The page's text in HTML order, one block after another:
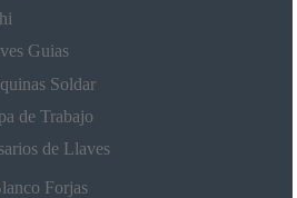
Guias
Soldar
de Trabajo
de Llaves
Forjas